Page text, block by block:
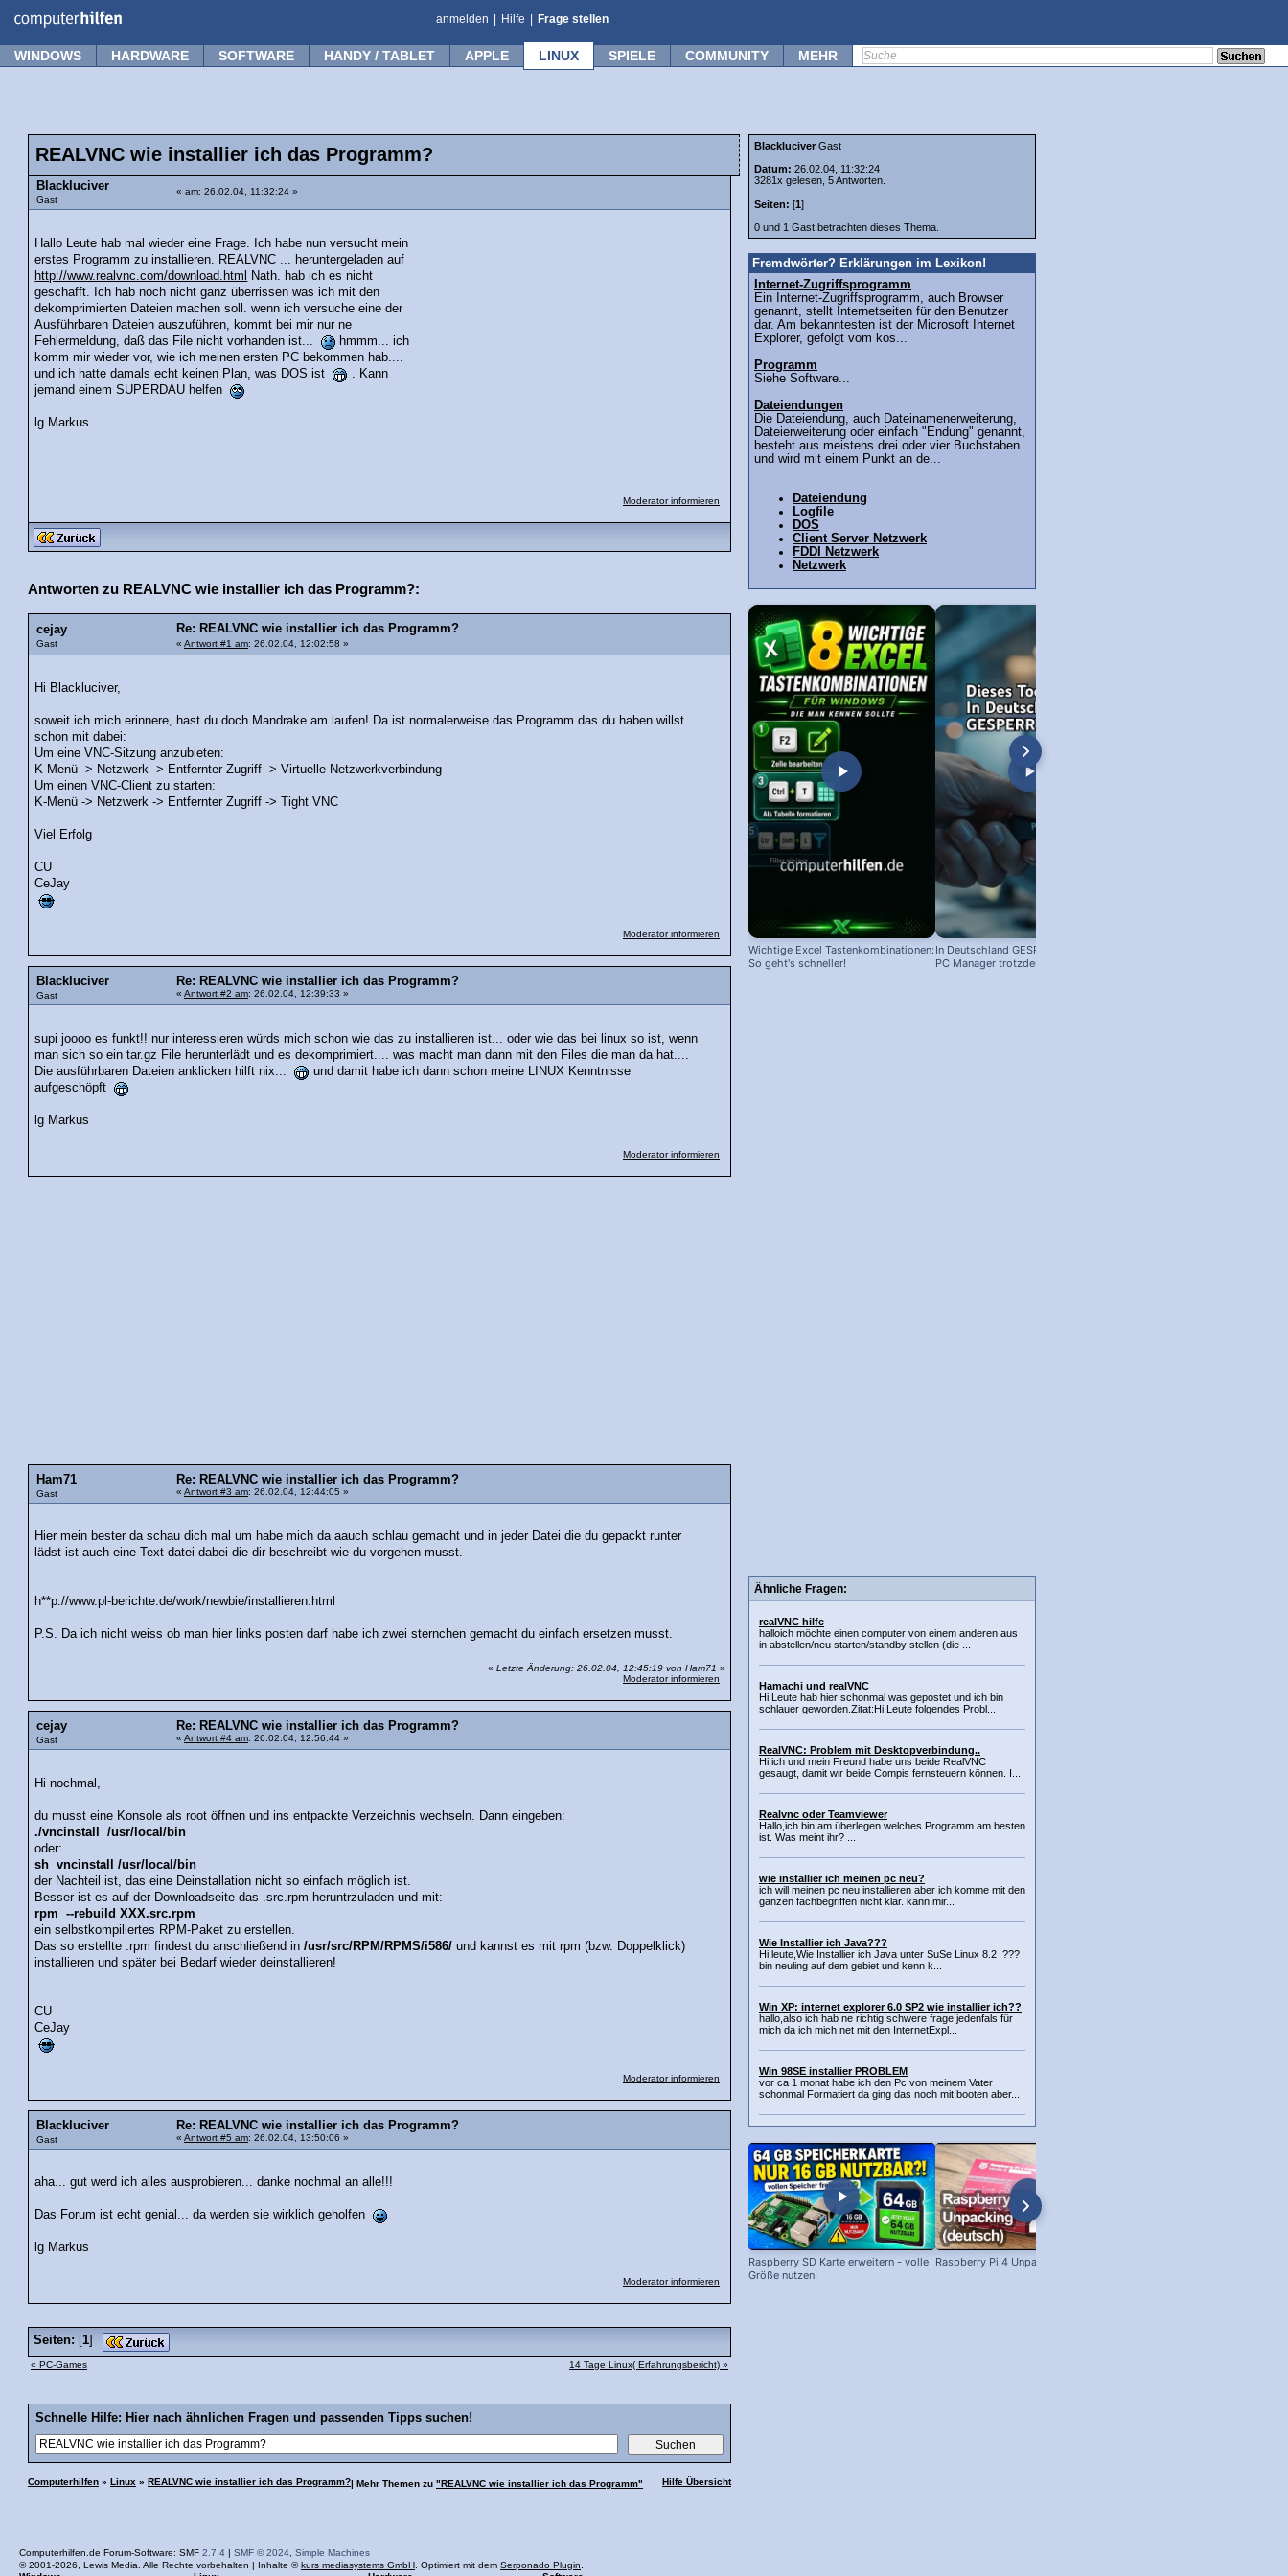
anmelden Hilfe Frage stellen
WINDOWS HARDWARE SOFTWARE HANDY / TABLET APPLE LINUX SPIELE COMMUNITY MEHR
REALVNC wie installier ich das Programm?
Blackluciver
Gast
« am: 26.02.04, 11:32:24 »
Hallo Leute hab mal wieder eine Frage. Ich habe nun versucht mein
erstes Programm zu installieren. REALVNC ... heruntergeladen auf
http://www.realvnc.com/download.html
Nath. hab ich es nicht
geschafft. Ich hab noch nicht ganz überrissen was ich mit den
dekomprimierten Dateien machen soll. wenn ich versuche eine der
Ausführbaren Dateien auszuführen, kommt bei mir nur ne
Fehlermeldung, daß das File nicht vorhanden ist...
hmmm... ich
komm mir wieder vor, wie ich meinen ersten PC bekommen hab....
und ich hatte damals echt keinen Plan, was DOS ist
. Kann
jemand einem SUPERDAU helfen
lg Markus
Moderator informieren
Antworten zu REALVNC wie installier ich das Programm?:
cejay
Gast
Re: REALVNC wie installier ich das Programm?
« Antwort #1 am: 26.02.04, 12:02:58 »
Hi Blackluciver,
soweit ich mich erinnere, hast du doch Mandrake am laufen! Da ist normalerweise das Programm das du haben willst
schon mit dabei:
Um eine VNC-Sitzung anzubieten:
K-Menü -> Netzwerk -> Entfernter Zugriff -> Virtuelle Netzwerkverbindung
Um einen VNC-Client zu starten:
K-Menü -> Netzwerk -> Entfernter Zugriff -> Tight VNC
Viel Erfolg
CU
CeJay
Moderator informieren
Blackluciver
Gast
Re: REALVNC wie installier ich das Programm?
« Antwort #2 am: 26.02.04, 12:39:33 »
supi joooo es funkt!! nur interessieren würds mich schon wie das zu installieren ist... oder wie das bei linux so ist, wenn
man sich so ein tar.gz File herunterlädt und es dekomprimiert.... was macht man dann mit den Files die man da hat....
Die ausführbaren Dateien anklicken hilft nix...
und damit habe ich dann schon meine LINUX Kenntnisse
aufgeschöpft
lg Markus
Moderator informieren
Ham71
Gast
Re: REALVNC wie installier ich das Programm?
« Antwort #3 am: 26.02.04, 12:44:05 »
Hier mein bester da schau dich mal um habe mich da aauch schlau gemacht und in jeder Datei die du gepackt runter
lädst ist auch eine Text datei dabei die dir beschreibt wie du vorgehen musst.
h**p://www.pl-berichte.de/work/newbie/installieren.html
P.S. Da ich nicht weiss ob man hier links posten darf habe ich zwei sternchen gemacht du einfach ersetzen musst.
« Letzte Änderung: 26.02.04, 12:45:19 von Ham71 »
Moderator informieren
cejay
Gast
Re: REALVNC wie installier ich das Programm?
« Antwort #4 am: 26.02.04, 12:56:44 »
Hi nochmal,
du musst eine Konsole als root öffnen und ins entpackte Verzeichnis wechseln. Dann eingeben:
./vncinstall /usr/local/bin
oder:
sh vncinstall /usr/local/bin
der Nachteil ist, das eine Deinstallation nicht so einfach möglich ist.
Besser ist es auf der Downloadseite das .src.rpm heruntrzuladen und mit:
rpm --rebuild XXX.src.rpm
ein selbstkompiliertes RPM-Paket zu erstellen.
Das so erstellte .rpm findest du anschließend in/usr/src/RPM/RPMS/i586/ und kannst es mit rpm (bzw. Doppelklick)
installieren und später bei Bedarf wieder deinstallieren!
CU
CeJay
Moderator informieren
Blackluciver
Gast
Re: REALVNC wie installier ich das Programm?
« Antwort #5 am: 26.02.04, 13:50:06 »
aha... gut werd ich alles ausprobieren... danke nochmal an alle!!!
Das Forum ist echt genial... da werden sie wirklich geholfen
lg Markus
Moderator informieren
Seiten: [1]
« PC-Games 14 Tage Linux( Erfahrungsbericht) »
Schnelle Hilfe: Hier nach ähnlichen Fragen und passenden Tipps suchen!
Computerhilfen » Linux » REALVNC wie installier ich das Programm? Hilfe Übersicht
| Mehr Themen zu "REALVNC wie installier ich das Programm"
Blackluciver Gast
Datum: 26.02.04, 11:32:24
3281x gelesen, 5 Antworten.
Seiten: [1]
0 und 1 Gast betrachten dieses Thema.
Fremdwörter? Erklärungen im Lexikon!
Internet-Zugriffsprogramm
Ein Internet-Zugriffsprogramm, auch Browser
genannt, stellt Internetseiten für den Benutzer
dar. Am bekanntesten ist der Microsoft Internet
Explorer, gefolgt vom kos...
Programm
Siehe Software...
Dateiendungen
Die Dateiendung, auch Dateinamenerweiterung,
Dateierweiterung oder einfach "Endung" genannt,
besteht aus meistens drei oder vier Buchstaben
und wird mit einem Punkt an de...
Dateiendung
Logfile
DOS
Client Server Netzwerk
FDDI Netzwerk
Netzwerk
Wichtige Excel Tastenkombinationen:
So geht's schneller!
In Deutschland GESPERRT: Microsoft
PC Manager trotzdem installieren
Ähnliche Fragen:
realVNC hilfe
halloich möchte einen computer von einem anderen aus
in abstellen/neu starten/standby stellen (die ...
Hamachi und realVNC
Hi Leute hab hier schonmal was gepostet und ich bin
schlauer geworden.Zitat:Hi Leute folgendes Probl...
RealVNC: Problem mit Desktopverbindung..
Hi,ich und mein Freund habe uns beide RealVNC
gesaugt, damit wir beide Compis fernsteuern können. I...
Realvnc oder Teamviewer
Hallo,ich bin am überlegen welches Programm am besten
ist. Was meint ihr? ...
wie installier ich meinen pc neu?
ich will meinen pc neu installieren aber ich komme mit den
ganzen fachbegriffen nicht klar. kann mir...
Wie Installier ich Java???
Hi leute,Wie Installier ich Java unter SuSe Linux 8.2 ???
bin neuling auf dem gebiet und kenn k...
Win XP: internet explorer 6.0 SP2 wie installier ich??
hallo,also ich hab ne richtig schwere frage jedenfals für
mich da ich mich net mit den InternetExpl...
Win 98SE installier PROBLEM
vor ca 1 monat habe ich den Pc von meinem Vater
schonmal Formatiert da ging das noch mit booten aber...
Raspberry SD Karte erweitern - volle
Größe nutzen!
Raspberry Pi 4 Unpacking (deutsch)
Computerhilfen.de Forum-Software: SMF 2.7.4 | SMF © 2024 Simple Machines
© 2001-2026, Lewis Media. Alle Rechte vorbehalten | Inhalte ©kurs mediasystems GmbH . Optimiert mit dem Serponado Plugin